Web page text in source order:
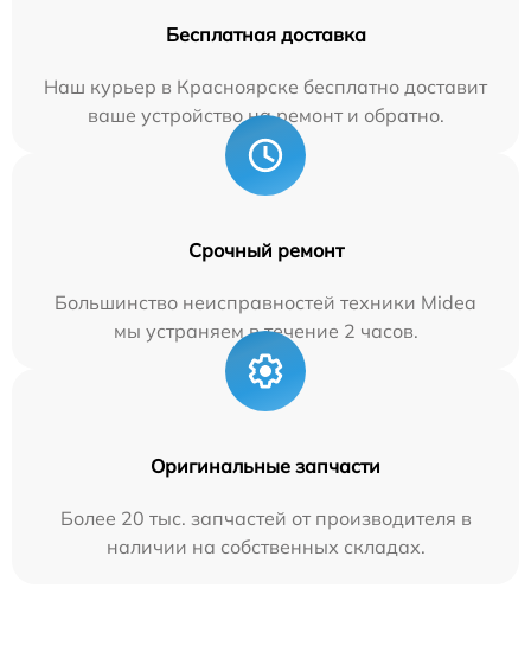
Бесплатная доставка
Наш курьер в Красноярске бесплатно доставит
ваше устройство на ремонт и обратно.
Срочный ремонт
Большинство неисправностей техники Midea
мы устраняем в течение 2 часов.
Оригинальные запчасти
Более 20 тыс. запчастей от производителя в
наличии на собственных складах.